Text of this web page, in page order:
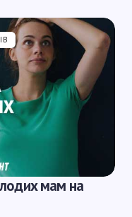
мам на